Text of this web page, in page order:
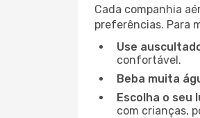
Cada companhia
preferências. Para
Use
confortável.
Beba muita
Escolha o seu
com crianças,